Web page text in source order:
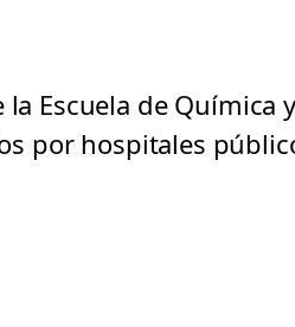
Escuela de Química
por hospitales